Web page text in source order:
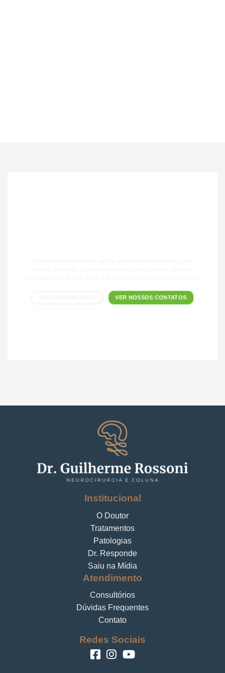
VER NOSSOS CONTATOS
Institucional
O Doutor
Tratamentos
Patologias
Dr. Responde
Saiu na Mídia
Atendimento
Consultórios
Dúvidas Frequentes
Contato
Redes Sociais